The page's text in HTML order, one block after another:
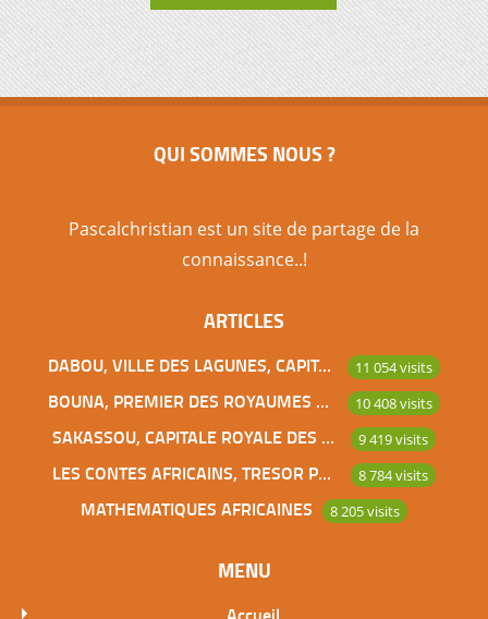
QUI SOMMES NOUS ?
Pascalchristian est un site de partage de la
connaissance..!
ARTICLES
DABOU, VILLE DES LAGUNES, CAPITALE DES ADJOUKROU 11 054 visits
BOUNA, PREMIER DES ROYAUMES DE CÔTE D’IVOIRE 10 408 visits
SAKASSOU, CAPITALE ROYALE DES BAOULES 9 419 visits
LES CONTES AFRICAINS, TRESOR POUR L’HUMANITE 8 784 visits
MATHEMATIQUES AFRICAINES 8 205 visits
MENU